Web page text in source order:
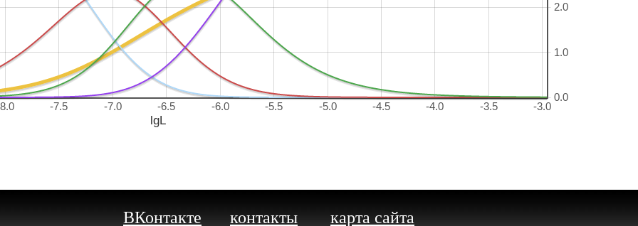
-7.5 -7.0 -6.5 -6.0 -5.5 -5.0 -4.5 -4.0 -3.5 -3.0
0.0
1.0
2.0
lgL
ВКонтакте контакты карта сайта